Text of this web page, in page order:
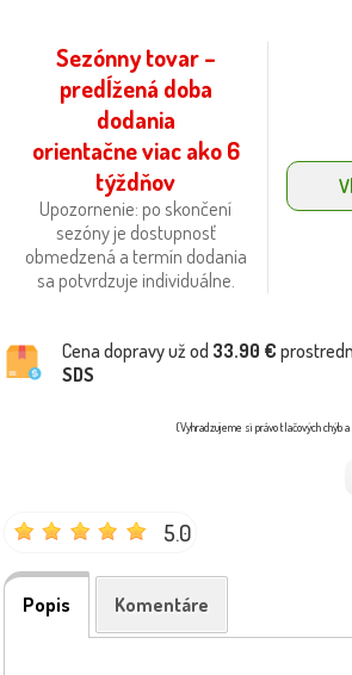
Sezónny tovar –
predĺžená doba
dodania
orientačne viac ako 6
týždňov
Upozornenie: po skončení
sezóny je dostupnosť
obmedzená a termín dodania
sa potvrdzuje individuálne.
Cena dopravy už od 33.90 €
SDS
(Vyhradzujeme si právo tlačových chýb
5.0
Popis Komentáre